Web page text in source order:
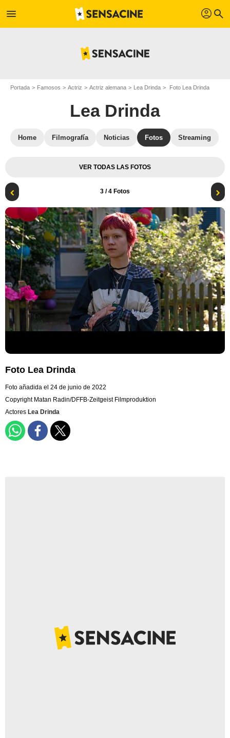
menu profil search
Portada Famosos Actriz Actriz alemana Lea Drinda Foto Lea Drinda
Lea Drinda
Home Filmografía Noticias Fotos Streaming
VER TODAS LAS FOTOS
3 / 4 Fotos
Foto Lea Drinda
Foto añadida el 24 de junio de 2022
Copyright Matan Radin/DFFB-Zeitgeist Filmproduktion
Actores Lea Drinda